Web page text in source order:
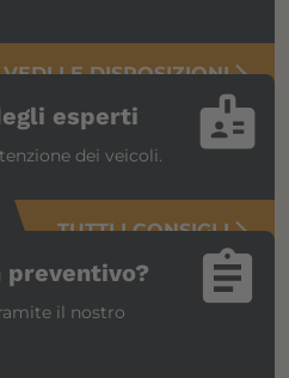
VEDI LE DISPOSIZIONIarrow_forward_ios
badge
esperti
dei veicoli.
TUTTI I CONSIGLIarrow_forward_ios
assignment
preventivo?
il nostro